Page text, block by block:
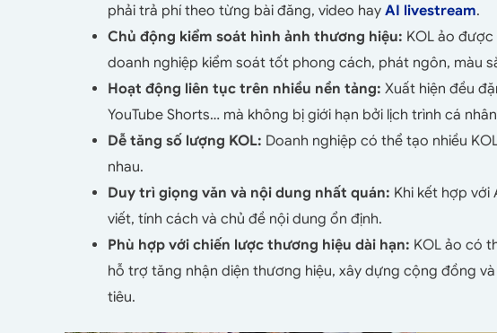
phải trả phí theo từng bài đăng, video hay AI livestream.
Chủ động kiểm soát hình ảnh thương hiệu: KOL ảo
doanh nghiệp kiểm soát tốt phong cách, phát ngôn, màu
Hoạt động liên tục trên nhiều nền tảng: Xuất hiện đều
YouTube Shorts… mà không bị giới hạn bởi lịch trình cá
Dễ tăng số lượng KOL: Doanh nghiệp có thể tạo nhiều
nhau.
Duy trì giọng văn và nội dung nhất quán: Khi kết hợp với
viết, tính cách và chủ đề nội dung ổn định.
Phù hợp với chiến lược thương hiệu dài hạn: KOL ảo có
hỗ trợ tăng nhận diện thương hiệu, xây dựng cộng đồng
tiêu.